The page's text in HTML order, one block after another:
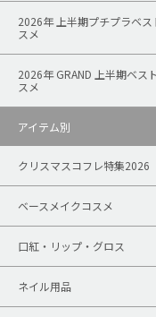
2026年 上半期プチプラベス
スメ
2026年 GRAND 上半期ベス
スメ
アイテム別
クリスマスコフレ特集2026
ベースメイクコスメ
口紅・リップ・グロス
ネイル用品